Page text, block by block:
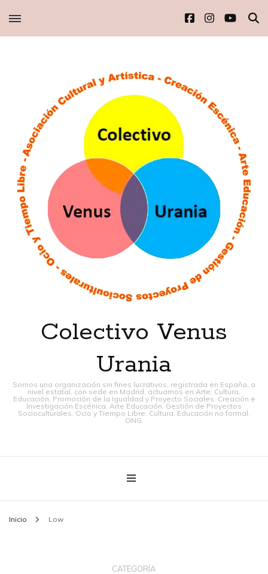
Colectivo Venus
Urania
Somos una organización sin fines lucrativos, registrada en España, a
nivel estatal, con sede en Madrid, actuamos en Arte, Cultura,
Educación, Promoción de la Igualdad y Proyecto Sociales. Creación e
Investigación Escénica. Arte Educación. Gestión de Proyectos
Socioculturales. Ocio y Tiempo Libre. Cultura. Educación no formal.
ONG.
Inicio Low
CATEGORÍA